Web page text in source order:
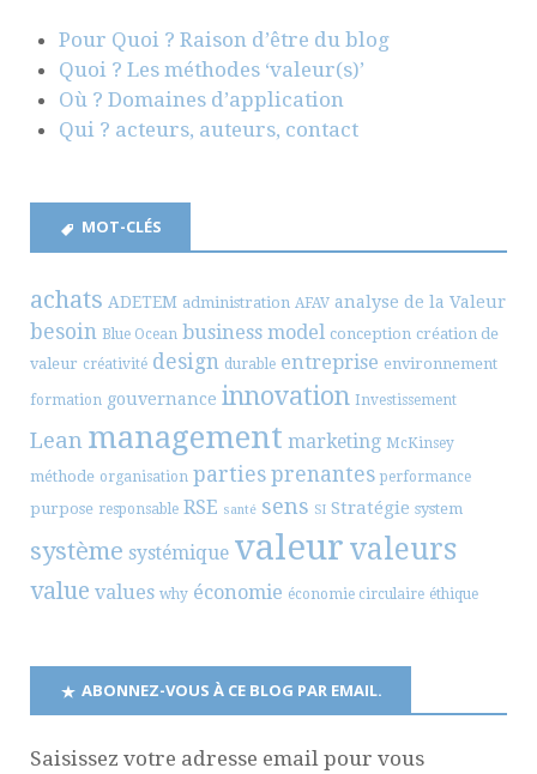
Pour Quoi ? Raison d’être du blog
Quoi ? Les méthodes ‘valeur(s)’
Où ? Domaines d’application
Qui ? acteurs, auteurs, contact
MOT-CLÉS
achats ADETEM administration AFAV analyse de la Valeur
besoin Blue Ocean business model conception création de
valeur créativité design durable entreprise environnement
formation gouvernance innovation Investissement
Lean management marketing McKinsey
méthode organisation parties prenantes performance
purpose responsable RSE santé sens SI Stratégie system
système systémique valeur valeurs
value values why économie économie circulaire éthique
ABONNEZ-VOUS À CE BLOG PAR EMAIL.
Saisissez votre adresse email pour vous